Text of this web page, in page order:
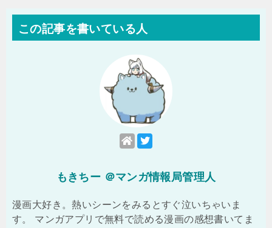
この記事を書いている人
もきちー ＠マンガ情報局管理人
漫画大好き。熱いシーンをみるとすぐ泣いちゃいま
す。 マンガアプリで無料で読める漫画の感想書いてま